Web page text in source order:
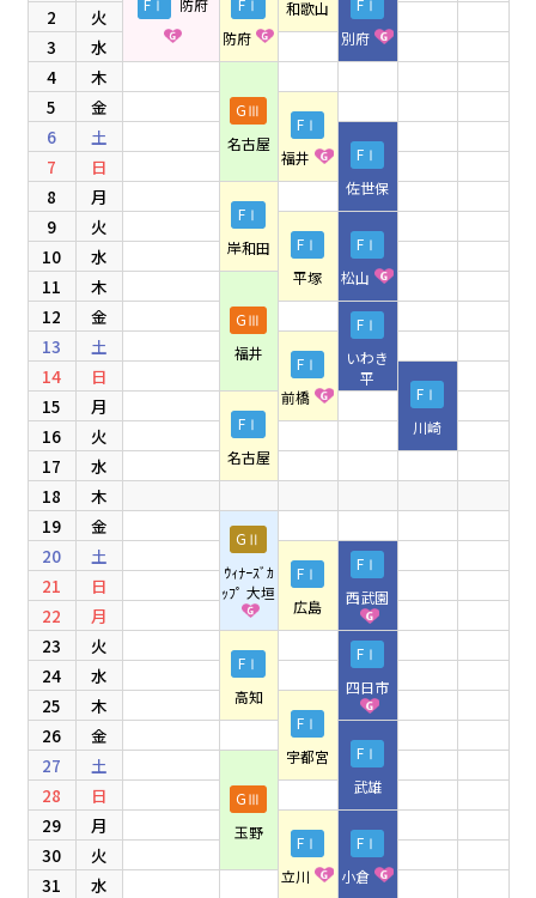
和歌山
FⅠ 防府
FⅠ
防府
FⅠ
別府
2
火
3
水
4
木
GⅢ
名古屋
5 金
FⅠ
福井
6 土
FⅠ
佐世保
7
日
8
月
FⅠ
岸和田
9 火
FⅠ
平塚
FⅠ
松山
10
水
11
木
GⅢ
福井
12 金
FⅠ
いわき
平
13 土
FⅠ
前橋
14 日
FⅠ
川崎
15 月
FⅠ
名古屋
16
火
17
水
18
木
19
金
GⅡ
ｳｨﾅｰｽﾞｶ
ｯﾌﾟ 大垣
20 土
FⅠ
広島
FⅠ
西武園
21
日
22
月
23
火
FⅠ
高知
FⅠ
四日市
24
水
25
木
FⅠ
宇都宮
26 金
FⅠ
武雄
27 土
GⅢ
玉野
28
日
29
月
FⅠ
立川
FⅠ
小倉
30
火
31
水